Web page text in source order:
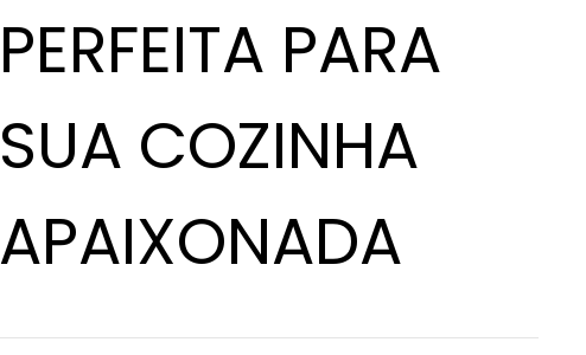
PERFEITA PARA
SUA COZINHA
APAIXONADA